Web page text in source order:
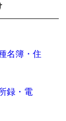
名簿・住
録・電